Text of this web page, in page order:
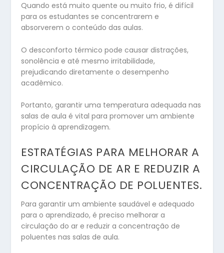
Quando está muito quente ou muito frio, é difícil
para os estudantes se concentrarem e
absorverem o conteúdo das aulas.
O desconforto térmico pode causar distrações,
sonolência e até mesmo irritabilidade,
prejudicando diretamente o desempenho
acadêmico.
Portanto, garantir uma temperatura adequada nas
salas de aula é vital para promover um ambiente
propício à aprendizagem.
ESTRATÉGIAS PARA MELHORAR A
CIRCULAÇÃO DE AR E REDUZIR A
CONCENTRAÇÃO DE POLUENTES.
Para garantir um ambiente saudável e adequado
para o aprendizado, é preciso melhorar a
circulação do ar e reduzir a concentração de
poluentes nas salas de aula.